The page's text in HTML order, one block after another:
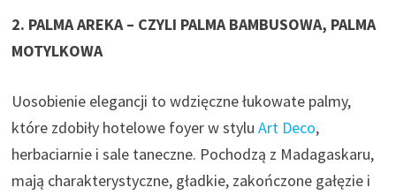
2. PALMA AREKA – CZYLI PALMA BAMBUSOWA, PALMA
MOTYLKOWA
Uosobienie elegancji to wdzięczne łukowate palmy,
które zdobiły hotelowe foyer w styluArt Deco,
herbaciarnie i sale taneczne. Pochodzą z Madagaskaru,
mają charakterystyczne, gładkie, zakończone gałęzie i